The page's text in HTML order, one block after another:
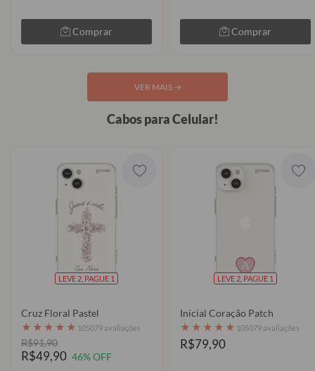
Comprar Comprar
VER MAIS →
Cabos para Celular!
LEVE 2, PAGUE 1
Cruz Floral Pastel
★ ★ ★ ★ ★ 105079 avaliações
R$91,90
R$49,90 46% OFF
LEVE 2, PAGUE 1
Inicial Coração Patch
★ ★ ★ ★ ★ 105079 avaliações
R$79,90